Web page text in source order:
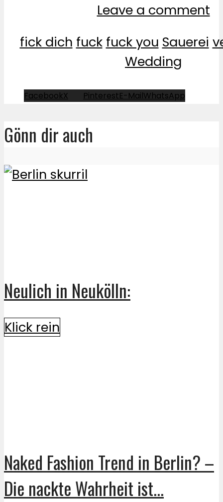
Leave a comment
fick dich fuck fuck you Sauerei
Wedding
FacebookX PinterestE-MailWhatsApp
Gönn dir auch
Neulich in Neukölln:
Klick rein
Naked Fashion Trend in Berlin? –
Die nackte Wahrheit ist...